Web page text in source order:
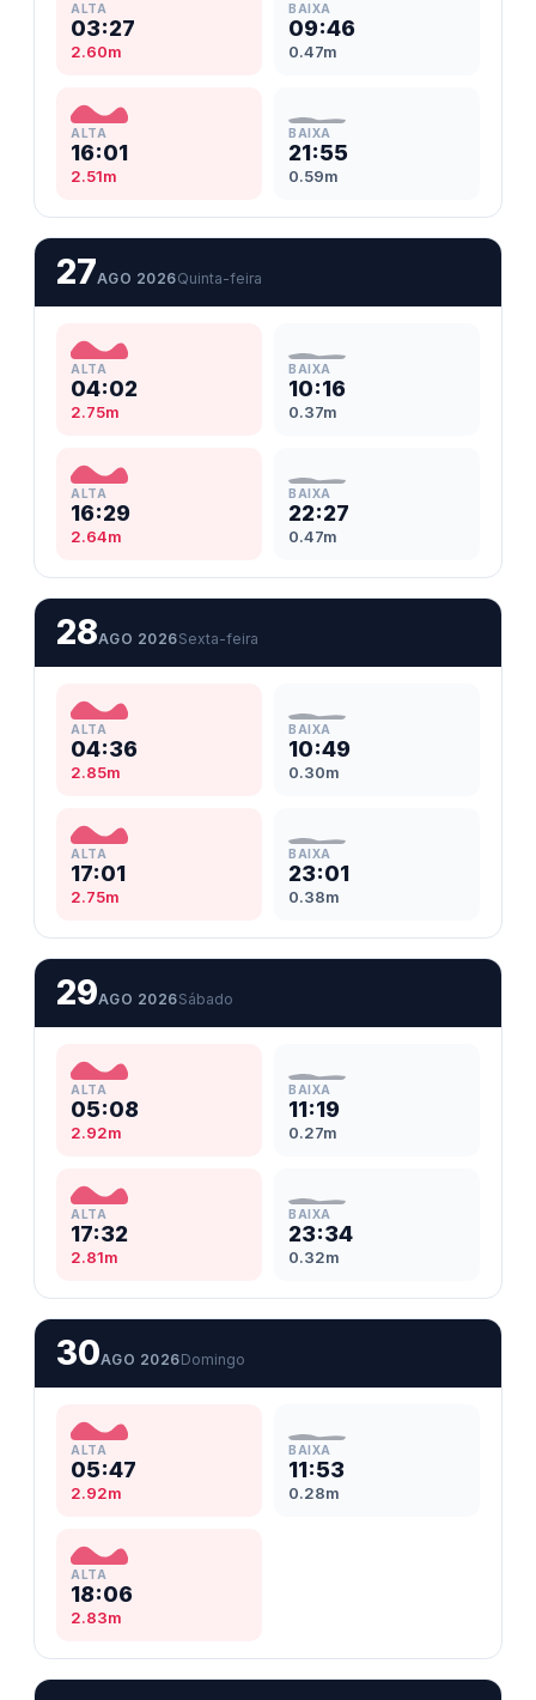
ALTA
03:27
2.60m
BAIXA
09:46
0.47m
ALTA
16:01
2.51m
BAIXA
21:55
0.59m
27AGO 2026Quinta-feira
ALTA
04:02
2.75m
BAIXA
10:16
0.37m
ALTA
16:29
2.64m
BAIXA
22:27
0.47m
28AGO 2026Sexta-feira
ALTA
04:36
2.85m
BAIXA
10:49
0.30m
ALTA
17:01
2.75m
BAIXA
23:01
0.38m
29AGO 2026Sábado
ALTA
05:08
2.92m
BAIXA
11:19
0.27m
ALTA
17:32
2.81m
BAIXA
23:34
0.32m
30AGO 2026Domingo
ALTA
05:47
2.92m
BAIXA
11:53
0.28m
ALTA
18:06
2.83m